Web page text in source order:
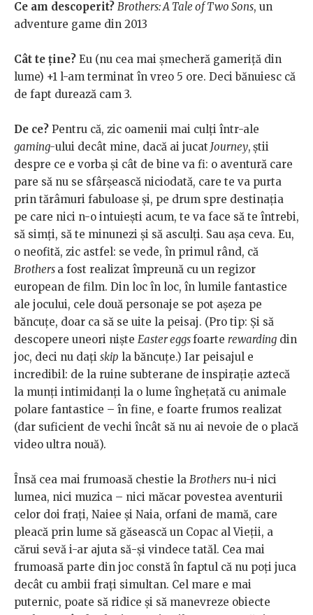
Ce am descoperit? Brothers: A Tale of Two Sons, un
adventure game din 2013
Cât te ține? Eu (nu cea mai șmecheră gameriță din
lume) +1 l-am terminat în vreo 5 ore. Deci bănuiesc că
de fapt durează cam 3.
De ce? Pentru că, zic oamenii mai culți într-ale
gaming-ului decât mine, dacă ai jucat Journey, știi
despre ce e vorba și cât de bine va fi: o aventură care
pare să nu se sfârșească niciodată, care te va purta
prin tărâmuri fabuloase și, pe drum spre destinația
pe care nici n-o intuiești acum, te va face să te întrebi,
să simți, să te minunezi și să asculți. Sau așa ceva. Eu,
o neofită, zic astfel: se vede, în primul rând, că
Brothers a fost realizat împreună cu un regizor
european de film. Din loc în loc, în lumile fantastice
ale jocului, cele două personaje se pot așeza pe
băncuțe, doar ca să se uite la peisaj. (Pro tip: Și să
descopere uneori niște Easter eggsfoarte rewarding din
joc, deci nu dați skip la băncuțe.) Iar peisajul e
incredibil: de la ruine subterane de inspirație aztecă
la munți intimidanți la o lume înghețată cu animale
polare fantastice – în fine, e foarte frumos realizat
(dar suficient de vechi încât să nu ai nevoie de o placă
video ultra nouă).
Însă cea mai frumoasă chestie la Brothers nu-i nici
lumea, nici muzica – nici măcar povestea aventurii
celor doi frați, Naiee și Naia, orfani de mamă, care
pleacă prin lume să găsească un Copac al Vieții, a
cărui sevă i-ar ajuta să-și vindece tatăl. Cea mai
frumoasă parte din joc constă în faptul că nu poți juca
decât cu ambii frați simultan. Cel mare e mai
puternic, poate să ridice și să manevreze obiecte